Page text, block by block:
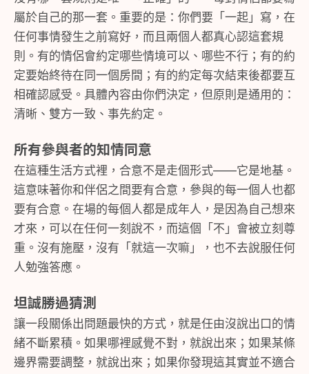
屬於自己的那一套。重要的是：你們要「一起」寫，在
任何事情發生之前寫好，而且兩個人都真心認這套規
則。有的情侶會約定哪些情境可以、哪些不行；有的約
定要始終待在同一個房間；有的約定每次結束後都要互
相確認感受。具體內容由你們決定，但原則是通用的：
清晰、雙方一致、事先約定。
所有參與者的知情同意
在這種生活方式裡，合意不是走個形式——它是地基。
這意味著你和伴侶之間要有合意，參與的每一個人也都
要有合意。在場的每個人都是成年人，是因為自己想來
才來，可以在任何一刻說不，而這個「不」會被立刻尊
重。沒有施壓，沒有「就這一次嘛」，也不去說服任何
人勉強答應。
坦誠勝過猜測
讓一段關係出問題最快的方式，就是任由沒說出口的情
緒不斷累積。如果哪裡感覺不對，就說出來；如果某條
邊界需要調整，就說出來；如果你發現這其實並不適合